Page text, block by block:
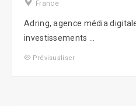
France
Adring, agence média
investissements ...
Prévisualiser